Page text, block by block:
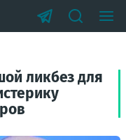
ликбез для